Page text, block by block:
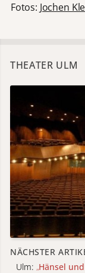
Fotos: Jochen
THEATER ULM
NÄCHSTER
Ulm: „Hänsel